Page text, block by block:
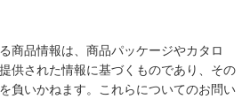
商品情報は、商品パッケージやカタロ
供された情報に基づくものであり、その
負いかねます。これらについてのお問い